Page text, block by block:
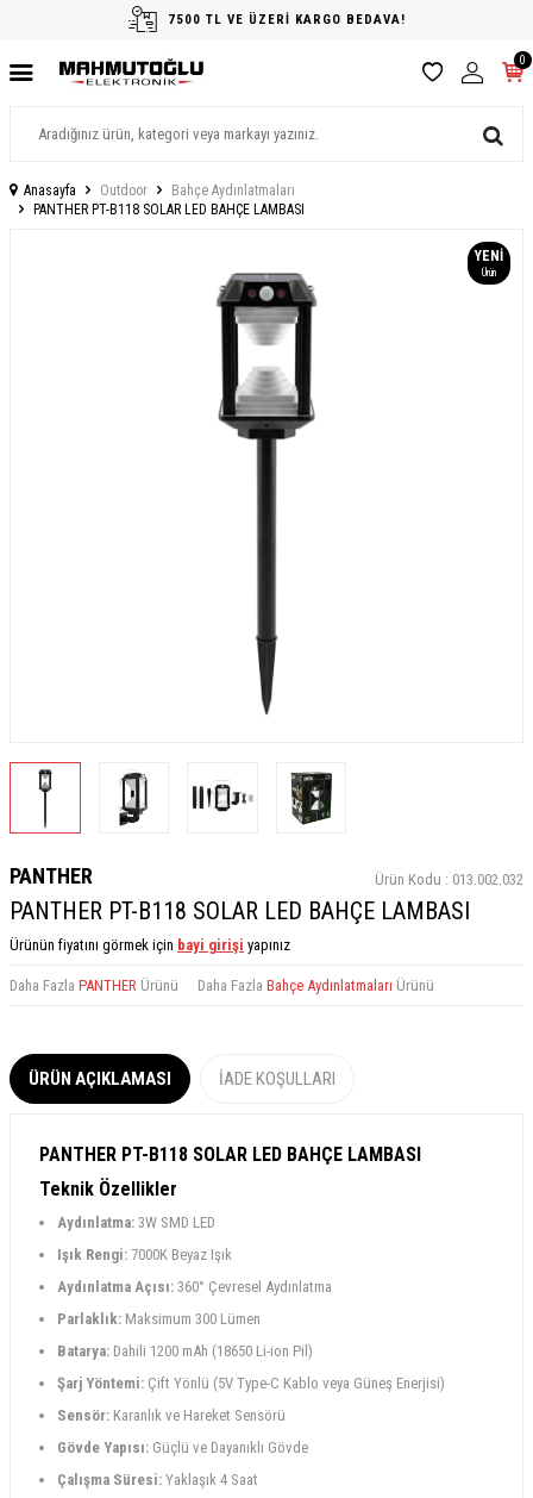
7500 TL VE ÜZERİ KARGO BEDAVA!
0
Anasayfa Outdoor
Bahçe Aydınlatmaları
PANTHER PT-B118 SOLAR LED BAHÇE LAMBASI
YENI
Ürün
PANTHER Ürün Kodu : 013.002.032
PANTHER PT-B118 SOLAR LED BAHÇE LAMBASI
Ürünün fiyatını görmek için bayi girişi yapınız
Daha Fazla PANTHER Ürünü Daha Fazla Bahçe Aydınlatmaları Ürünü
ÜRÜN AÇIKLAMASI İADE KOŞULLARI
PANTHER PT-B118 SOLAR LED BAHÇE LAMBASI
Teknik Özellikler
Aydınlatma: 3W SMD LED
Işık Rengi: 7000K Beyaz Işık
Aydınlatma Açısı: 360° Çevresel Aydınlatma
Parlaklık: Maksimum 300 Lümen
Batarya: Dahili 1200 mAh (18650 Li-ion Pil)
Şarj Yöntemi: Çift Yönlü (5V Type-C Kablo veya Güneş Enerjisi)
Sensör: Karanlık ve Hareket Sensörü
Gövde Yapısı: Güçlü ve Dayanıklı Gövde
Çalışma Süresi: Yaklaşık 4 Saat